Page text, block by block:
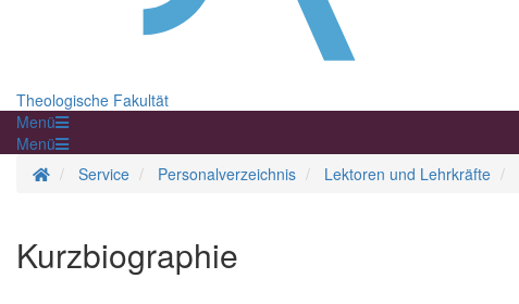
Theologische Fakultät
Menü
Menü
Startseite
Service Personalverzeichnis Lektoren und Lehrkräfte
Kurzbiographie